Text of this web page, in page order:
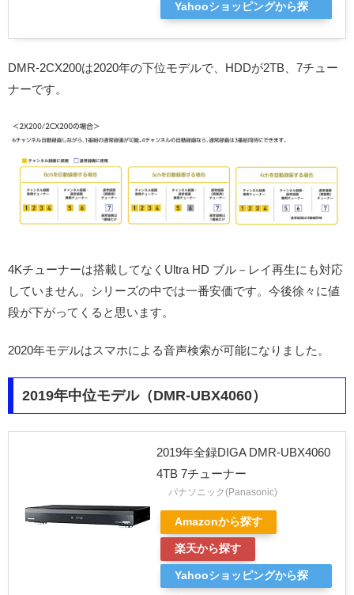
Yahooショッピングから探
DMR-2CX200は2020年の下位モデルで、HDDが2TB、7チュー
ナーです。
4Kチューナーは搭載してなくUltra HD ブル－レイ再生にも対応
していません。シリーズの中では一番安価です。今後徐々に値
段が下がってくると思います。
2020年モデルはスマホによる音声検索が可能になりました。
2019年中位モデル（DMR-UBX4060）
2019年全録DIGA DMR-UBX4060
4TB 7チューナー
パナソニック(Panasonic)
Amazonから探す
楽天から探す
Yahooショッピングから探